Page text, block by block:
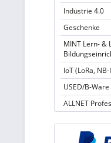
Industrie 4.0
Geschenke
MINT Lern- &
IoT (LoRa,
USED/B-Ware
ALLNET